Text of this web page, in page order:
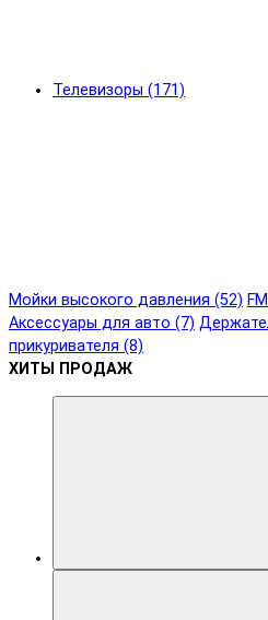
Телевизоры (171)
Мойки высокого давления (52)
Аксессуары для авто (7)
прикуривателя (8)
ХИТЫ ПРОДАЖ